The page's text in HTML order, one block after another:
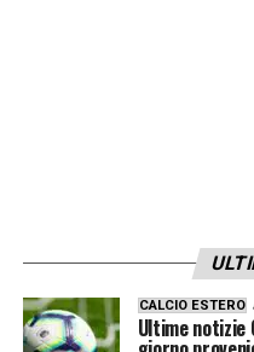
CALCIO ESTERO
Ultime